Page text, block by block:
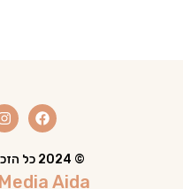
© 2024 כל הזכויות שמורות ליעל פרי.
Media Aida